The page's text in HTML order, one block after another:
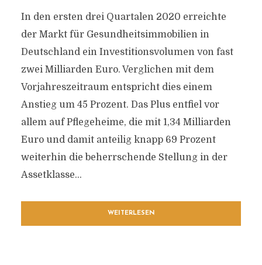
In den ersten drei Quartalen 2020 erreichte
der Markt für Gesundheitsimmobilien in
Deutschland ein Investitionsvolumen von fast
zwei Milliarden Euro. Verglichen mit dem
Vorjahreszeitraum entspricht dies einem
Anstieg um 45 Prozent. Das Plus entfiel vor
allem auf Pflegeheime, die mit 1,34 Milliarden
Euro und damit anteilig knapp 69 Prozent
weiterhin die beherrschende Stellung in der
Assetklasse...
WEITERLESEN